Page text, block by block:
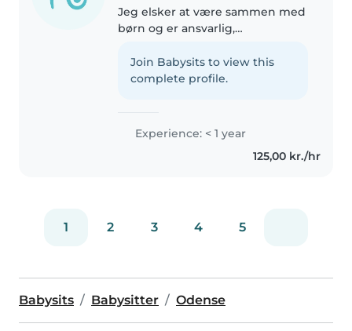
Jeg elsker at være sammen med
børn og er ansvarlig,
kan tegne, læse, og har erfaring
med forskellige aktiviteter som
Join Babysits to view this
complete profile.
Experience: < 1 year
125,00 kr./hr
1 2 3 4 5
Babysits Babysitter Odense